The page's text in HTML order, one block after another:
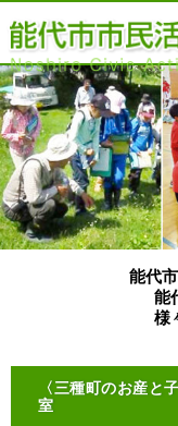
能代
能
様
〈三種町のお産と
室